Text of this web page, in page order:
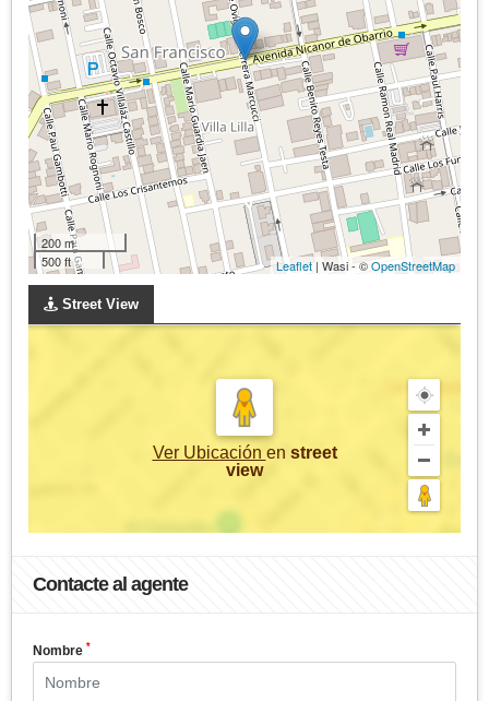
200 m
500 ft
Leaflet | Wasi - ©OpenStreetMap
Street View
Ver Ubicación en street
view
Contacte al agente
Nombre *